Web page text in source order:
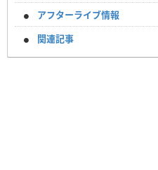
アフターライブ情報
関連記事